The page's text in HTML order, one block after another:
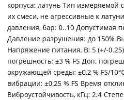
корпуса: латунь Тип измеряемой
их смеси, не агрессивные к
давления, бар: 0..10 Допустимая
Давление разрушения: до 150%
Напряжение питания, В: 5 (+/-
погрешность: ±3 % FS Доп.
окружающей среды: ±0,2 % FS/
вибрации: ±0,25 % FS Время
Виброустойчивость, кГц: 2.4